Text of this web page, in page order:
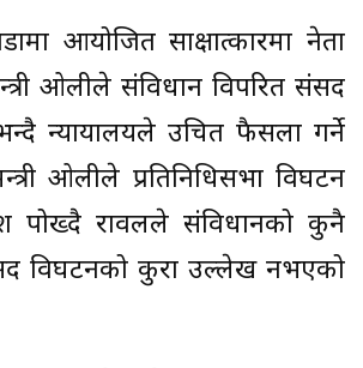
आयोजित साक्षात्कारमा नेता
ओलीले संविधान विपरित संसद
न्यायालयले उचित फैसला गर्ने
ओलीले प्रतिनिधिसभा विघटन
पोख्दै रावलले संविधानको कुनै
विघटनको कुरा उल्लेख नभएको